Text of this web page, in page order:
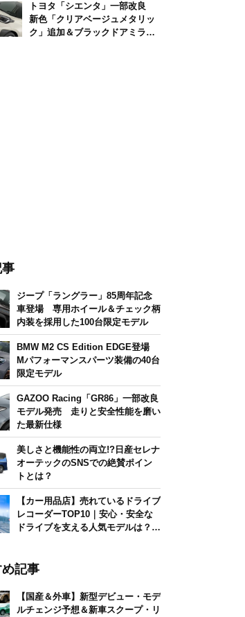
トヨタ「シエンタ」一部改良
新色「クリアベージュメタリッ
ク」追加＆ブラックドアミラー
ジープ「ラングラー」85周年記念
車登場 専用ホイール＆チェック柄
内装を採用した100台限定モデル
BMW M2 CS Edition EDGE登場
Mパフォーマンスパーツ装備の40台
限定モデル
GAZOO Racing「GR86」一部改良
モデル発売 走りと安全性能を磨い
た最新仕様
美しさと機能性の両立!?日産セレナ
オーテックのSNSでの絶賛ポイン
トとは？
【カー用品店】売れているドライブ
レコーダーTOP10｜安心・安全な
ドライブを支える人気モデルは？
記事
【国産＆外車】新型デビュー・モデ
ルチェンジ予想＆新車スクープ・リ